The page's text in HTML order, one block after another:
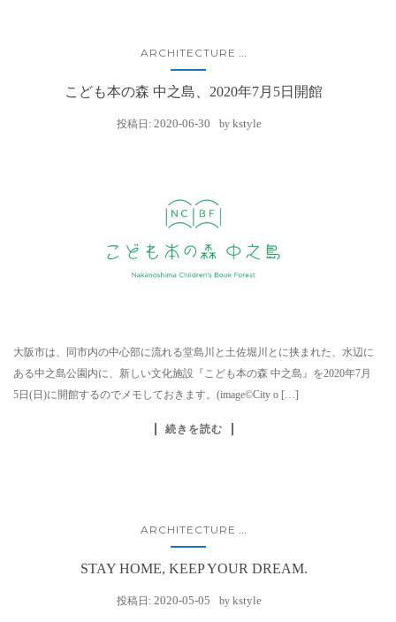
ARCHITECTURE ...
こども本の森 中之島、2020年7月5日開館
投稿日: 2020-06-30 by kstyle
大阪市は、同市内の中心部に流れる堂島川と土佐堀川とに挟まれた、水辺に
ある中之島公園内に、新しい文化施設『こども本の森 中之島』を2020年7月
5日(日)に開館するのでメモしておきます。(image©City o […]
続きを読む
ARCHITECTURE
STAY HOME, KEEP YOUR DREAM.
投稿日: 2020-05-05 by kstyle